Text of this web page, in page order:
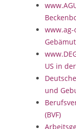
US in
und
(BVF)